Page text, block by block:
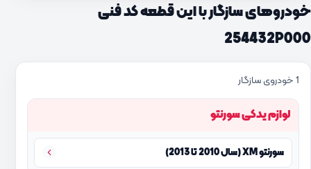
خودروهای سازگار با این قطعه کد فنی
254432P000
1 خودروی سازگار
لوازم یدکی سورنتو
سورنتو XM (سال 2010 تا 2013)